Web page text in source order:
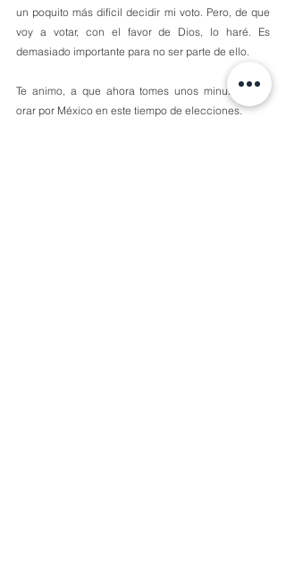
un poquito más difícil decidir mi voto. Pero, de que
voy a votar, con el favor de Dios, lo haré. Es
demasiado importante para no ser parte de ello.
Te animo, a que ahora tomes unos minutos para
orar por México en este tiempo de elecciones.